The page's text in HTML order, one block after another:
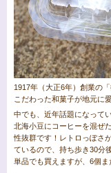
1917年（大正6年）創業の
こだわった和菓子が地元に
中でも、近年話題になって
北海小豆にコーヒーを混ぜ
性抜群です！レトロっぽさ
ているので、持ち歩き30分
単品でも買えますが、6個